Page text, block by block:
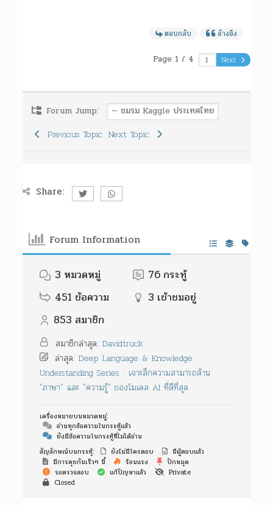
ตอบกลับ อ้างอิง
Page 1 / 4 Next
Forum Jump:
Previous Topic Next Topic
Share:
Forum Information
3 หมวดหมู่ 76 กระทู้
451 ข้อความ 3 เข้าชมอยู่
853 สมาชิก
สมาชิกล่าสุด: Davidtruck
ล่าสุด: Deep Language & Knowledge
Understanding Series : เจาะลึกความสามารถด้าน
"ภาษา" และ "ความรู้" ของโมเดล AI ที่ดีที่สุด
เครื่องหมายบนหมวดหมู่:
อ่านทุกข้อความในกระทู้แล้ว
ยังมีข้อความในกระทู้ที่ไม่ได้อ่าน
สัญลักษณ์บนกระทุ้:
ยังไม่มีใครตอบ
มีผู้ตอบแล้ว
มีการคุยกันเร็วๆ นี้
ร้อนแรง
ปักหมุด
รอตรวจสอบ
แก้ปัญหาแล้ว
Private
Closed